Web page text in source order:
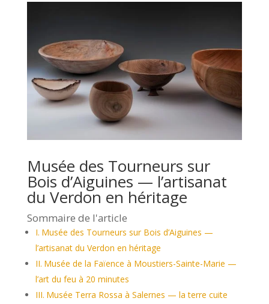
Musée des Tourneurs sur
Bois d’Aiguines — l’artisanat
du Verdon en héritage
Sommaire de l'article
Musée des Tourneurs sur Bois d’Aiguines —
l’artisanat du Verdon en héritage
Musée de la Faïence à Moustiers-Sainte-Marie —
l’art du feu à 20 minutes
Musée Terra Rossa à Salernes — la terre cuite